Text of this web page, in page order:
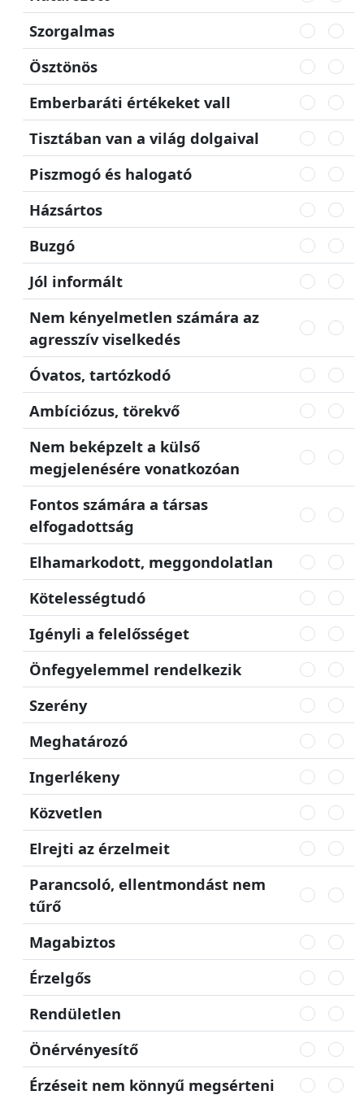
Szorgalmas
Ösztönös
Emberbaráti értékeket vall
Tisztában van a világ dolgaival
Piszmogó és halogató
Házsártos
Buzgó
Jól informált
Nem kényelmetlen számára az
agresszív viselkedés
Óvatos, tartózkodó
Ambíciózus, törekvő
Nem beképzelt a külső
megjelenésére vonatkozóan
Fontos számára a társas
elfogadottság
Elhamarkodott, meggondolatlan
Kötelességtudó
Igényli a felelősséget
Önfegyelemmel rendelkezik
Szerény
Meghatározó
Ingerlékeny
Közvetlen
Elrejti az érzelmeit
Parancsoló, ellentmondást nem
tűrő
Magabiztos
Érzelgős
Rendületlen
Önérvényesítő
Érzéseit nem könnyű megsérteni